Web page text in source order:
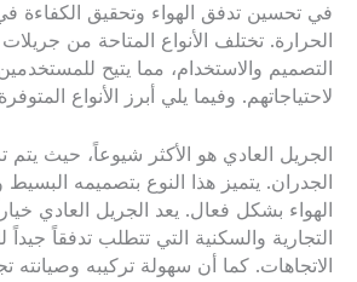
في تحسين تدفق الهواء وتحقيق الكفاءة
الحرارة. تختلف الأنواع المتاحة من
التصميم والاستخدام، مما يتيح
لاحتياجاتهم. وفيما يلي أبرز الأنواع
الجريل العادي هو الأكثر شيوعاً، حيث
الجدران. يتميز هذا النوع بتصميمه
الهواء بشكل فعال. يعد الجريل العادي
التجارية والسكنية التي تتطلب تدفقاً
الاتجاهات. كما أن سهولة تركيبه وصيانته